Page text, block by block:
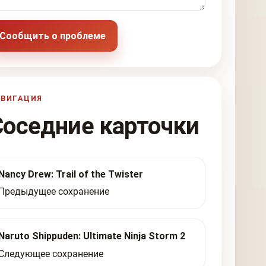
Сообщить о проблеме
карточки
Drew: Trail of the Twister
сохранение
Shippuden: Ultimate Ninja Storm 2
сохранение